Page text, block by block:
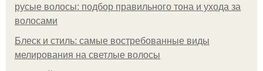
русые волосы: подбор правильного тона и ухода за
волосами
Блеск и стиль: самые востребованные виды
мелирования на светлые волосы